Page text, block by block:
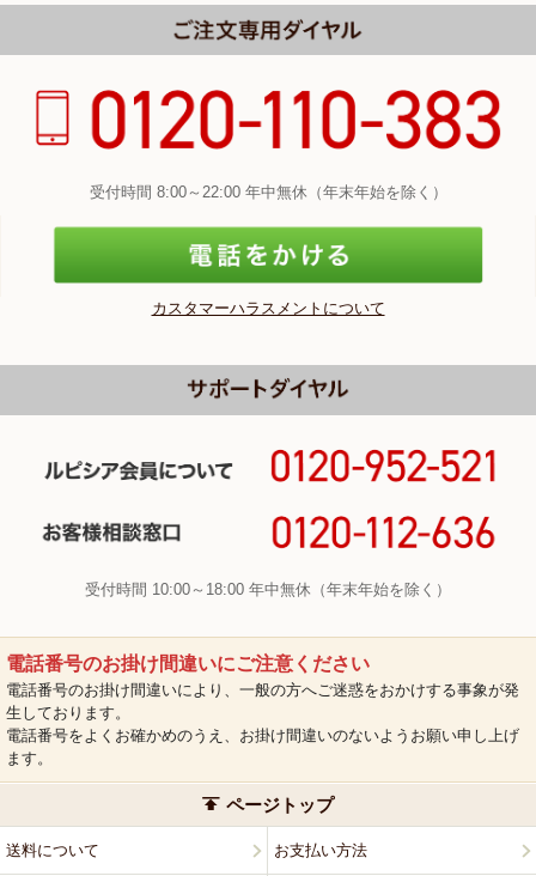
受付時間 8:00～22:00 年中無休（年末年始を除く）
カスタマーハラスメントについて
受付時間 10:00～18:00 年中無休（年末年始を除く）
電話番号のお掛け間違いにご注意ください
電話番号のお掛け間違いにより、一般の方へご迷惑をおかけする事象が発
生しております。
電話番号をよくお確かめのうえ、お掛け間違いのないようお願い申し上げ
ます。
ページトップ
送料について お支払い方法